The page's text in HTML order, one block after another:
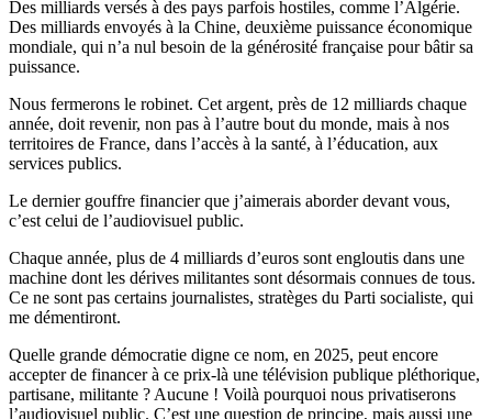
Des milliards versés à des pays parfois hostiles, comme l’Algérie.
Des milliards envoyés à la Chine, deuxième puissance économique
mondiale, qui n’a nul besoin de la générosité française pour bâtir sa
puissance.
Nous fermerons le robinet. Cet argent, près de 12 milliards chaque
année, doit revenir, non pas à l’autre bout du monde, mais à nos
territoires de France, dans l’accès à la santé, à l’éducation, aux
services publics.
Le dernier gouffre financier que j’aimerais aborder devant vous,
c’est celui de l’audiovisuel public.
Chaque année, plus de 4 milliards d’euros sont engloutis dans une
machine dont les dérives militantes sont désormais connues de tous.
Ce ne sont pas certains journalistes, stratèges du Parti socialiste, qui
me démentiront.
Quelle grande démocratie digne ce nom, en 2025, peut encore
accepter de financer à ce prix-là une télévision publique pléthorique,
partisane, militante ? Aucune ! Voilà pourquoi nous privatiserons
l’audiovisuel public. C’est une question de principe, mais aussi une